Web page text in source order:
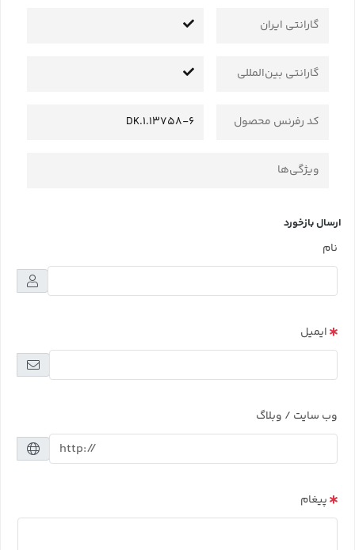
گارانتی ایران
گارانتی بین‌المللی
کد رفرنس محصول DK.1.13758-6
ویژگی‌ها
ارسال بازخورد
نام
ایمیل
وب سایت / وبلاگ
پیغام